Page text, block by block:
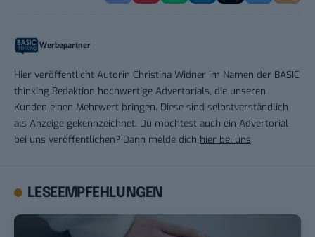
Werbepartner
Hier veröffentlicht Autorin Christina Widner im Namen der BASIC
thinking Redaktion hochwertige Advertorials, die unseren
Kunden einen Mehrwert bringen. Diese sind selbstverständlich
als Anzeige gekennzeichnet. Du möchtest auch ein Advertorial
bei uns veröffentlichen? Dann melde dich hier bei uns.
LESEEMPFEHLUNGEN